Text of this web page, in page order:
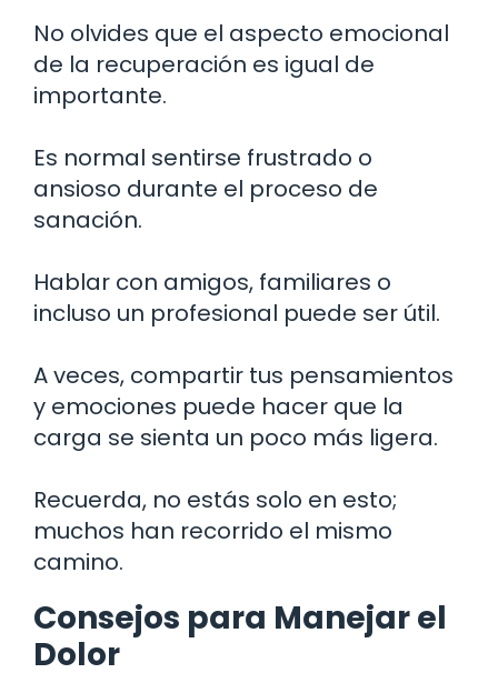
No olvides que el aspecto emocional
de la recuperación es igual de
importante.
Es normal sentirse frustrado o
ansioso durante el proceso de
sanación.
Hablar con amigos, familiares o
incluso un profesional puede ser útil.
A veces, compartir tus pensamientos
y emociones puede hacer que la
carga se sienta un poco más ligera.
Recuerda, no estás solo en esto;
muchos han recorrido el mismo
camino.
Consejos para Manejar el
Dolor